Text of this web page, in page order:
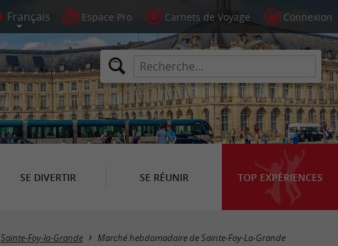
Espace Pro Carnets de Voyage Connexion
SE DIVERTIR SE RÉUNIR TOP EXPÉRIENCES
Sainte-Foy-la-Grande Marché hebdomadaire de Sainte-Foy-La-Grande